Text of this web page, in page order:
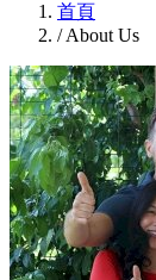
首頁
/About Us